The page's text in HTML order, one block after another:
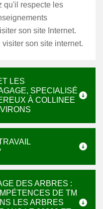
qu'il respecte les
son site Internet.
son site internet.
LES
SPECIALISÉ
À COLLINEE
DES ARBRES :
DE TM
LES ARBRES